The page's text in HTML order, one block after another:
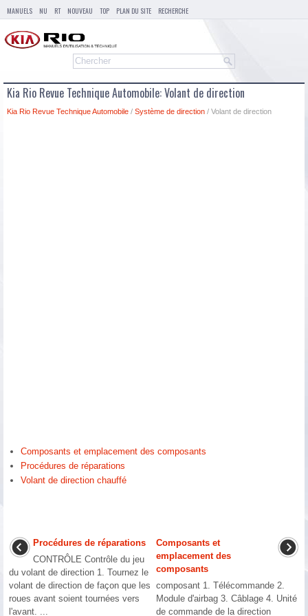
MANUELS NU RT NOUVEAU TOP PLAN DU SITE RECHERCHE
Kia Rio Revue Technique Automobile: Volant de direction
Kia Rio Revue Technique Automobile / Système de direction / Volant de direction
Composants et emplacement des composants
Procédures de réparations
Volant de direction chauffé
Procédures de réparations
CONTRÔLE Contrôle du jeu
du volant de direction 1. Tournez le
volant de direction de façon que les
roues avant soient tournées vers
l'avant. ...
Composants et
emplacement des
composants
composant 1. Télécommande 2.
Module d'airbag 3. Câblage 4. Unité
de commande de la direction